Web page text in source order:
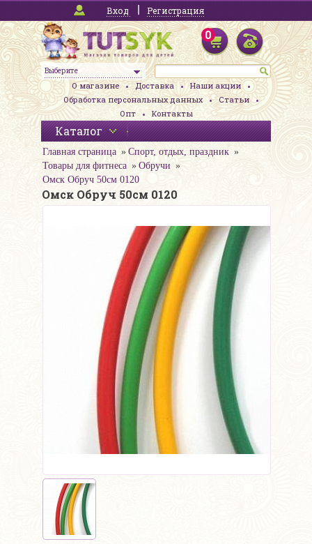
Вход Регистрация
Выберите
0
О магазине Доставка
Наши акции
Обработка персональных данных
Статьи
Опт
Контакты
Каталог
Главная страница
Спорт, отдых, праздник
Товары для фитнеса
Обручи
Омск Обруч 50см 0120
Омск Обруч 50см 0120